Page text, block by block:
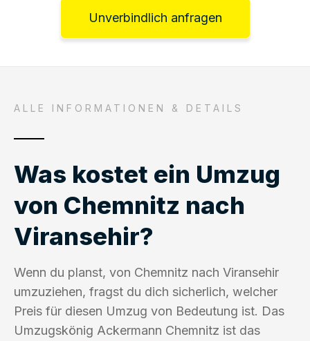
Unverbindlich anfragen
ALLE INFORMATIONEN & DETAILS
Was kostet ein Umzug
von Chemnitz nach
Viransehir?
Wenn du planst, von Chemnitz nach Viransehir
umzuziehen, fragst du dich sicherlich, welcher
Preis für diesen Umzug von Bedeutung ist. Das
Umzugskönig Ackermann Chemnitz ist das